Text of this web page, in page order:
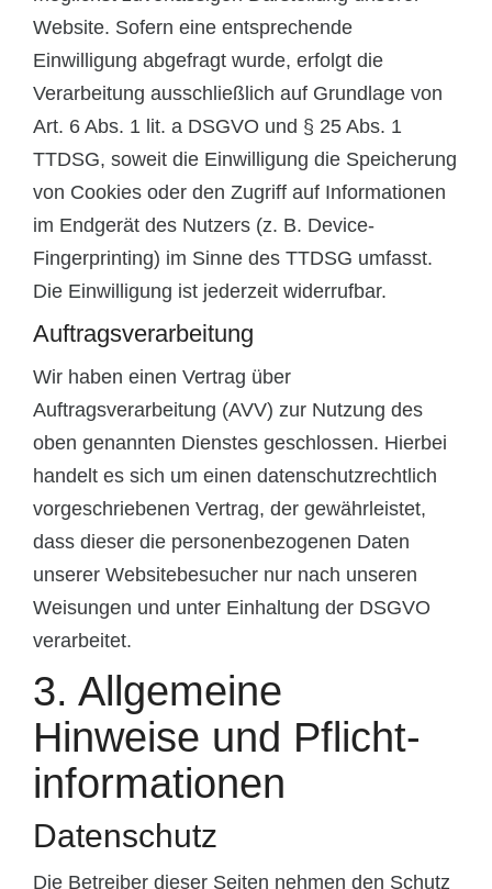
Website. Sofern eine entsprechende
Einwilligung abgefragt wurde, erfolgt die
Verarbeitung ausschließlich auf Grundlage von
Art. 6 Abs. 1 lit. a DSGVO und § 25 Abs. 1
TTDSG, soweit die Einwilligung die Speicherung
von Cookies oder den Zugriff auf Informationen
im Endgerät des Nutzers (z. B. Device-
Fingerprinting) im Sinne des TTDSG umfasst.
Die Einwilligung ist jederzeit widerrufbar.
Auftragsverarbeitung
Wir haben einen Vertrag über
Auftragsverarbeitung (AVV) zur Nutzung des
oben genannten Dienstes geschlossen. Hierbei
handelt es sich um einen datenschutzrechtlich
vorgeschriebenen Vertrag, der gewährleistet,
dass dieser die personenbezogenen Daten
unserer Websitebesucher nur nach unseren
Weisungen und unter Einhaltung der DSGVO
verarbeitet.
3. Allgemeine
Hinweise und Pflicht­
informationen
Datenschutz
Die Betreiber dieser Seiten nehmen den Schutz